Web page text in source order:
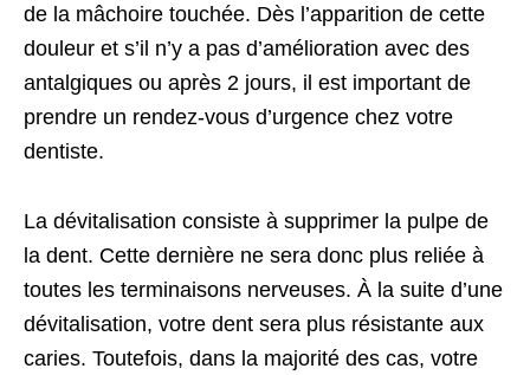
de la mâchoire touchée. Dès l’apparition de cette
douleur et s’il n’y a pas d’amélioration avec des
antalgiques ou après 2 jours, il est important de
prendre un rendez-vous d’urgence chez votre
dentiste.
La dévitalisation consiste à supprimer la pulpe de
la dent. Cette dernière ne sera donc plus reliée à
toutes les terminaisons nerveuses. À la suite d’une
dévitalisation, votre dent sera plus résistante aux
caries. Toutefois, dans la majorité des cas, votre